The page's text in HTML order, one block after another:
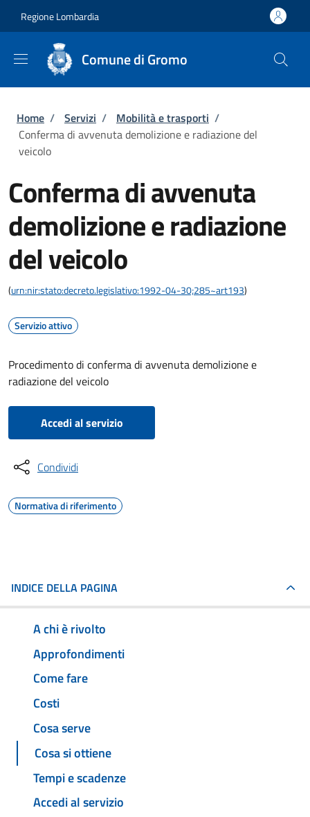
Regione Lombardia
Comune di Gromo
Briciole di pane
Home / Servizi / Mobilità e trasporti /
Conferma di avvenuta demolizione e radiazione del
veicolo
Conferma di avvenuta
demolizione e radiazione
del veicolo
(urn:nir:stato:decreto.legislativo:1992-04-30;285~art193)
Servizio attivo
Procedimento di conferma di avvenuta demolizione e
radiazione del veicolo
Accedi al servizio
Condividi
Normativa di riferimento
INDICE DELLA PAGINA
A chi è rivolto
Approfondimenti
Come fare
Costi
Cosa serve
Cosa si ottiene
Tempi e scadenze
Accedi al servizio